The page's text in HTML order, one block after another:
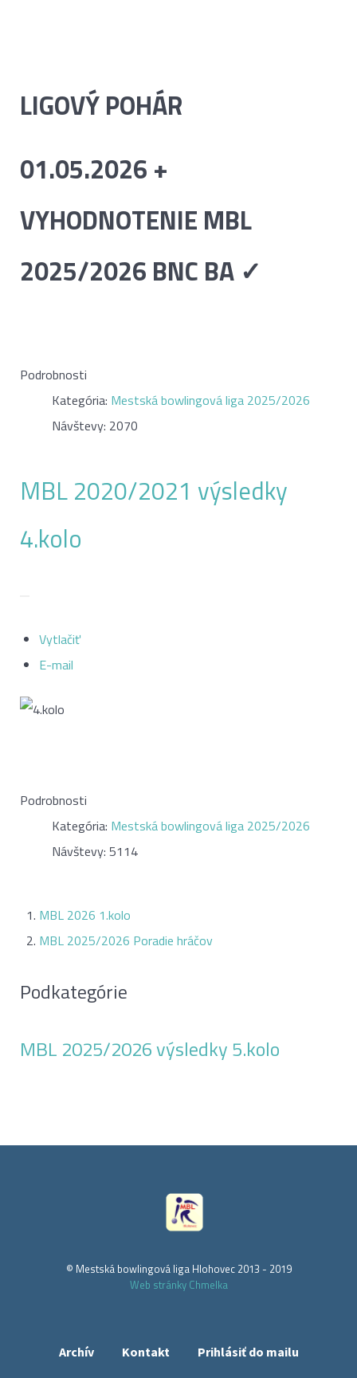
LIGOVÝ POHÁR
01.05.2026 +
VYHODNOTENIE MBL
2025/2026 BNC BA ✓
Podrobnosti
Kategória: Mestská bowlingová liga 2025/2026
Návštevy: 2070
MBL 2020/2021 výsledky
4.kolo
Vytlačiť
E-mail
Podrobnosti
Kategória: Mestská bowlingová liga 2025/2026
Návštevy: 5114
MBL 2026 1.kolo
MBL 2025/2026 Poradie hráčov
Podkategórie
MBL 2025/2026 výsledky 5.kolo
© Mestská bowlingová liga Hlohovec 2013 - 2019
Web stránky Chmelka
Archív Kontakt Prihlásiť do mailu